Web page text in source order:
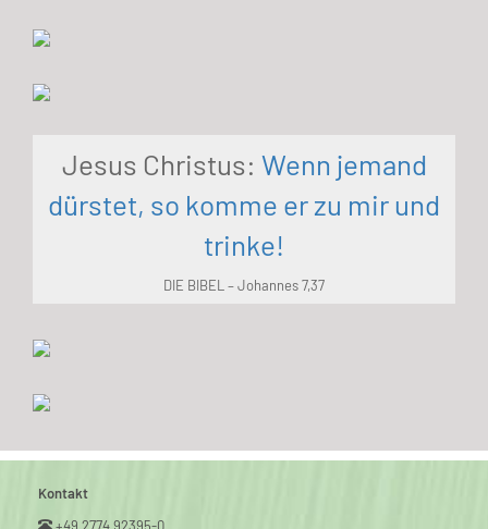
Jesus Christus: Wenn jemand
dürstet, so komme er zu mir und
trinke!
DIE BIBEL – Johannes 7,37
Kontakt